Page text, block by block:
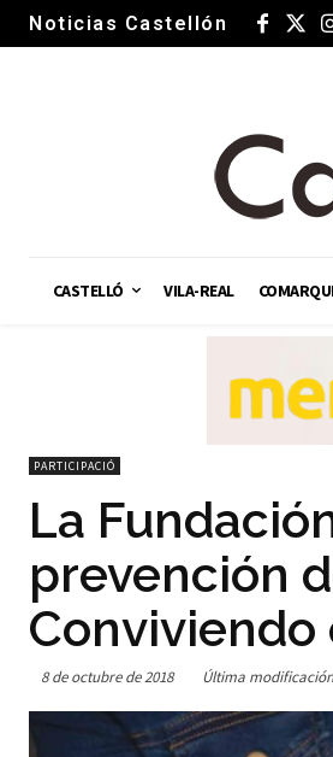
Noticias Castellón
CASTELLÓ VILA-REAL
PARTICIPACIÓ
La
prevención
8 de octubre de 2018 Última modificación